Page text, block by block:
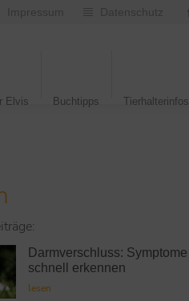
Impressum Datenschutz
Elvis Buchtipps Tierhalterinfos
Darmverschluss: Symptome
schnell erkennen
lesen